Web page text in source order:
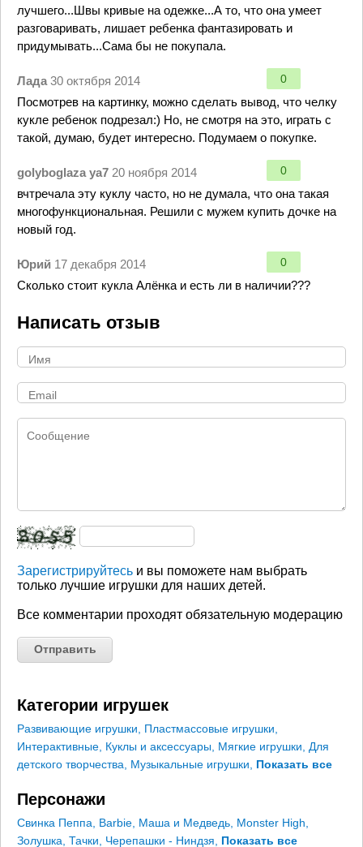
лучшего...Швы кривые на одежке...А то, что она умеет
разговаривать, лишает ребенка фантазировать и
придумывать...Сама бы не покупала.
Лада 30 октября 2014 0
Посмотрев на картинку, можно сделать вывод, что челку
кукле ребенок подрезал:) Но, не смотря на это, играть с
такой, думаю, будет интересно. Подумаем о покупке.
golyboglaza ya7 20 ноября 2014 0
вчтречала эту куклу часто, но не думала, что она такая
многофункциональная. Решили с мужем купить дочке на
новый год.
Юрий 17 декабря 2014 0
Сколько стоит кукла Алёнка и есть ли в наличии???
Написать отзыв
Зарегистрируйтесь и вы поможете нам выбрать
только лучшие игрушки для наших детей.
Все комментарии проходят обязательную модерацию
Категории игрушек
Развивающие игрушки Пластмассовые игрушки
Интерактивные Куклы и аксессуары Мягкие игрушки
Для
детского творчества
Музыкальные игрушки Показать все
Персонажи
Свинка Пеппа Barbie Маша и Медведь Monster High
Золушка Тачки Черепашки - Ниндзя Показать все